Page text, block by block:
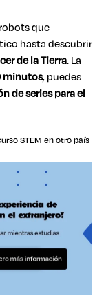
que
hasta descubrir
de la Tierra. La
minutos, puedes
de series para el
STEM en otro país